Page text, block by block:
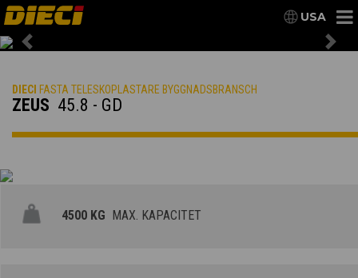
USA
Previous
DIECI FASTA TELESKOPLASTARE BYGGNADSBRANSCH
ZEUS 45.8 - GD
4500 KG MAX. KAPACITET